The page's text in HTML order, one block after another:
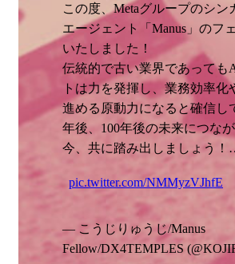
この度、Metaグループのシン
エージェント「Manus」のフ
いたしました！
伝統的で古い業界であっても
トは力を発揮し、業務効率化
進める原動力になると確信し
年後、100年後の未来につな
今、共に踏み出しましょう
pic.twitter.com/NMMyzVJhfE
— こうじりゅうじ/Manus
Fellow/DX4TEMPLES